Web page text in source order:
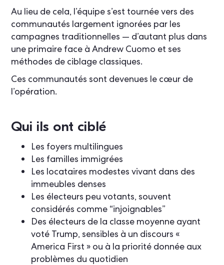
Au lieu de cela, l’équipe s’est tournée vers des
communautés largement ignorées par les
campagnes traditionnelles — d’autant plus dans
une primaire face à Andrew Cuomo et ses
méthodes de ciblage classiques.
Ces communautés sont devenues le cœur de
l’opération.
Qui ils ont ciblé
Les foyers multilingues
Les familles immigrées
Les locataires modestes vivant dans des
immeubles denses
Les électeurs peu votants, souvent
considérés comme “injoignables”
Des électeurs de la classe moyenne ayant
voté Trump, sensibles à un discours «
America First » ou à la priorité donnée aux
problèmes du quotidien